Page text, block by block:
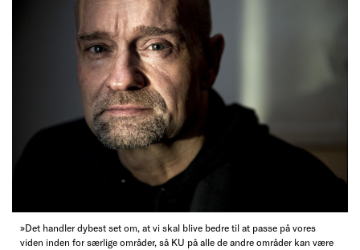
»Det handler dybest set om, at vi skal blive bedre til at passe på vores
viden inden for særlige områder, så KU på alle de andre områder kan være